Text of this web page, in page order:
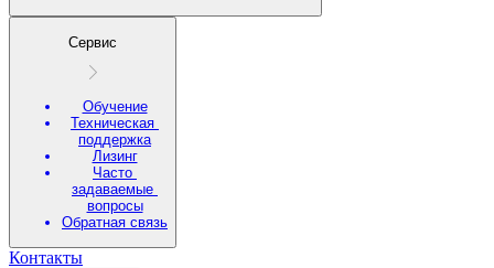
Сервис
Обучение
Техническая
поддержка
Лизинг
Часто
задаваемые
вопросы
Обратная связь
Контакты